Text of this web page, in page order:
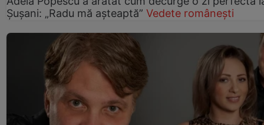
Șușani: „Radu mă așteaptă” Vedete românești